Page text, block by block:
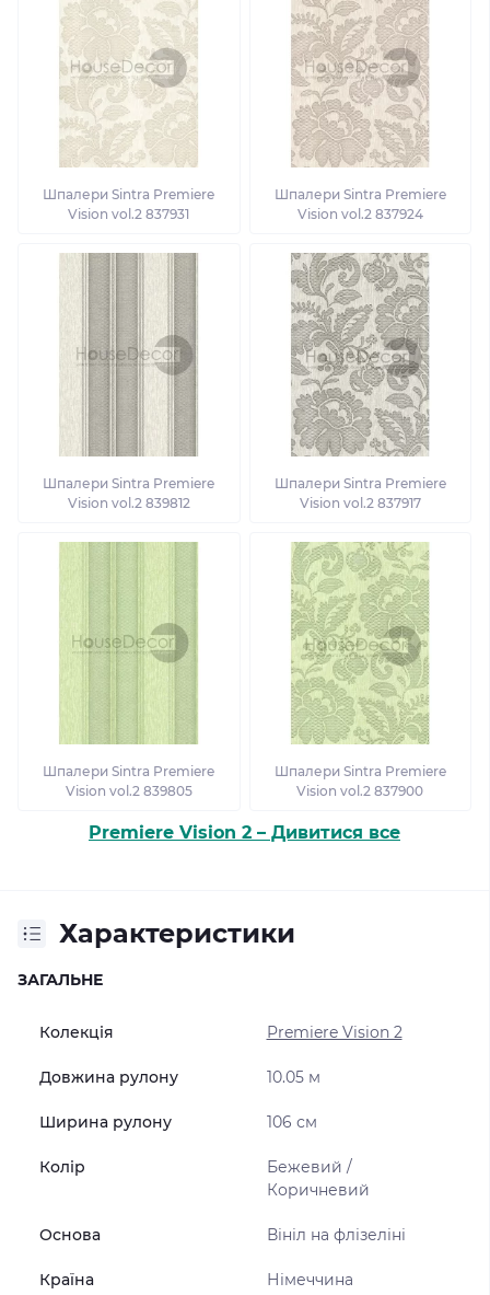
Шпалери Sintra Premiere
Vision vol.2 837931
Шпалери Sintra Premiere
Vision vol.2 837924
Шпалери Sintra Premiere
Vision vol.2 839812
Шпалери Sintra Premiere
Vision vol.2 837917
Шпалери Sintra Premiere
Vision vol.2 839805
Шпалери Sintra Premiere
Vision vol.2 837900
Premiere Vision 2 – Дивитися все
Характеристики
ЗАГАЛЬНЕ
Колекція Premiere Vision 2
Довжина рулону 10.05 м
Ширина рулону 106 см
Колір
Бежевий /
Коричневий
Основа Вініл на флізеліні
Країна Німеччина